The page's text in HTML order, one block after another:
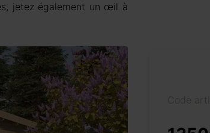
jetez également un œil à